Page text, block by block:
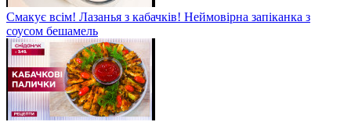
Смакує всім! Лазанья з кабачків! Неймовірна запіканка з
соусом бешамель